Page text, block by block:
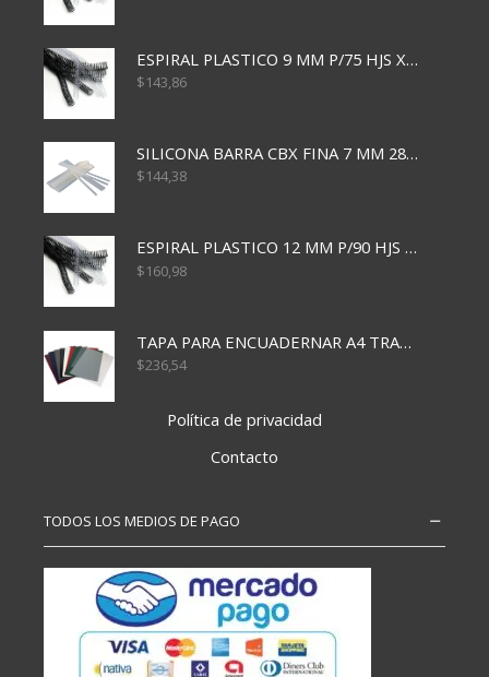
ESPIRAL PLASTICO 9 MM P/75 HJS X50X2400
$143,86
SILICONA BARRA CBX FINA 7 MM 28 CM
$144,38
ESPIRAL PLASTICO 12 MM P/90 HJS X50X1500
$160,98
TAPA PARA ENCUADERNAR A4 TRANSP x50x500
$236,54
Política de privacidad
Contacto
TODOS LOS MEDIOS DE PAGO